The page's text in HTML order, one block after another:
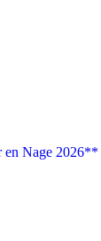
Nage 2026**